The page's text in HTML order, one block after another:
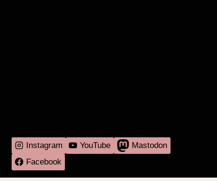
Instagram YouTube
Mastodon
Facebook